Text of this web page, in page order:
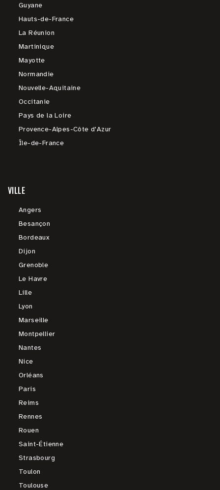
Guyane
Hauts-de-France
La Réunion
Martinique
Mayotte
Normandie
Nouvelle-Aquitaine
Occitanie
Pays de la Loire
Provence-Alpes-Côte d'Azur
Île-de-France
VILLE
Angers
Besançon
Bordeaux
Dijon
Grenoble
Le Havre
Lille
Lyon
Marseille
Montpellier
Nantes
Nice
Orléans
Paris
Reims
Rennes
Rouen
Saint-Étienne
Strasbourg
Toulon
Toulouse